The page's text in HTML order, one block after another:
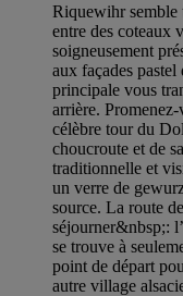
Riquewihr semble
entre des coteaux
soigneusement
aux façades pastel
principale vous
arrière. Promenez-
célèbre tour du
choucroute et de
traditionnelle et
un verre de
source. La route
séjourner&nbsp;:
se trouve à
point de départ
autre village